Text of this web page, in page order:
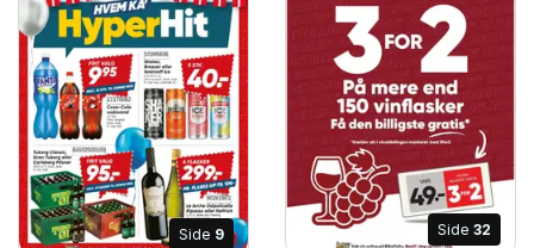
Side 9 Side 32